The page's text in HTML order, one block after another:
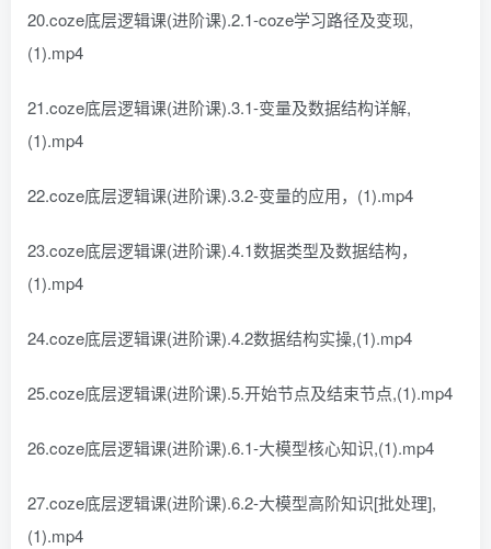
20.coze底层逻辑课(进阶课).2.1-coze学习路径及变现,
(1).mp4
21.coze底层逻辑课(进阶课).3.1-变量及数据结构详解,
(1).mp4
22.coze底层逻辑课(进阶课).3.2-变量的应用，(1).mp4
23.coze底层逻辑课(进阶课).4.1数据类型及数据结构，
(1).mp4
24.coze底层逻辑课(进阶课).4.2数据结构实操,(1).mp4
25.coze底层逻辑课(进阶课).5.开始节点及结束节点,(1).mp4
26.coze底层逻辑课(进阶课).6.1-大模型核心知识,(1).mp4
27.coze底层逻辑课(进阶课).6.2-大模型高阶知识[批处理],
(1).mp4